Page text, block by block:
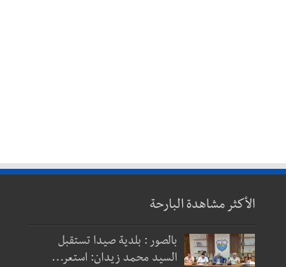
الأكثر مشاهدة البارحة
بالصور : بلدية صيدا تستقبل
السيد محمد زيدان: استعر...